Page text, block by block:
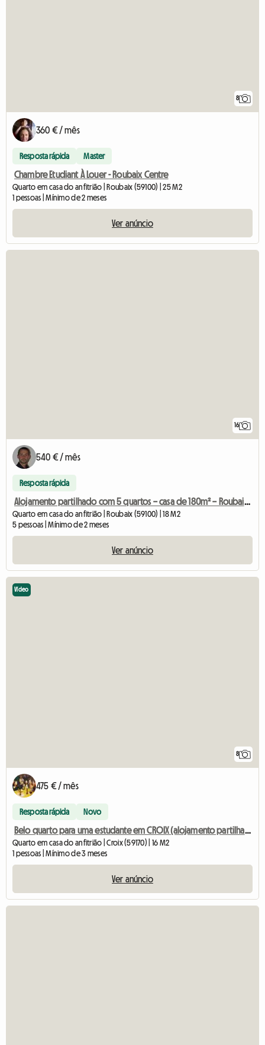
8
360 € / mês
Resposta rápida Master
Chambre Etudiant À Louer - Roubaix Centre
Quarto em casa do anfitrião | Roubaix (59100) | 25 M2
1 pessoas | Mínimo de 2 meses
Ver anúncio
16
540 € / mês
Resposta rápida
Alojamento partilhado com 5 quartos – casa de 180m² – Roubaix Barbieux
Quarto em casa do anfitrião | Roubaix (59100) | 18 M2
5 pessoas | Mínimo de 2 meses
Ver anúncio
8
Vídeo
475 € / mês
Resposta rápida Novo
Belo quarto para uma estudante em CROIX (alojamento partilhado apenas para raparigas)
Quarto em casa do anfitrião | Croix (59170) | 16 M2
1 pessoas | Mínimo de 3 meses
Ver anúncio